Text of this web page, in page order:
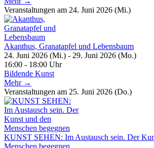
Veranstaltungen am 24. Juni 2026 (Mi.)
Akanthus, Granatapfel und Lebensbaum
24. Juni 2026 (Mi.) - 29. Juni 2026 (Mo.)
16:00 - 18:00 Uhr
Bildende Kunst
Mehr →
Veranstaltungen am 25. Juni 2026 (Do.)
KUNST SEHEN: Im Austausch sein. Der
Menschen begegnen